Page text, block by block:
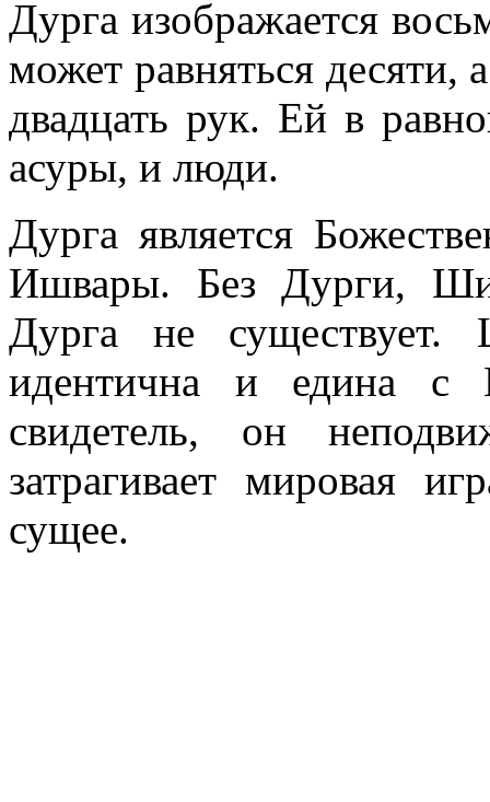
Дурга изображается
может равняться десяти,
двадцать рук. Ей в
асуры, и люди.
Дурга является
Ишвары. Без Дурги,
Дурга не
идентична и едина
свидетель, он
затрагивает мировая
сущее.